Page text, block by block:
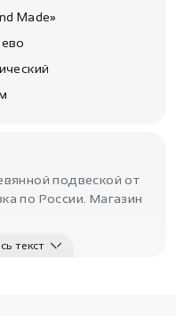
Made»
подвеской от
по России. Магазин
текст